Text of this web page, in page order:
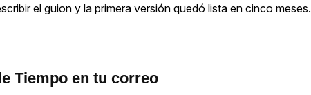
el guion y la primera versión quedó lista en cinco meses.
Tiempo en tu correo